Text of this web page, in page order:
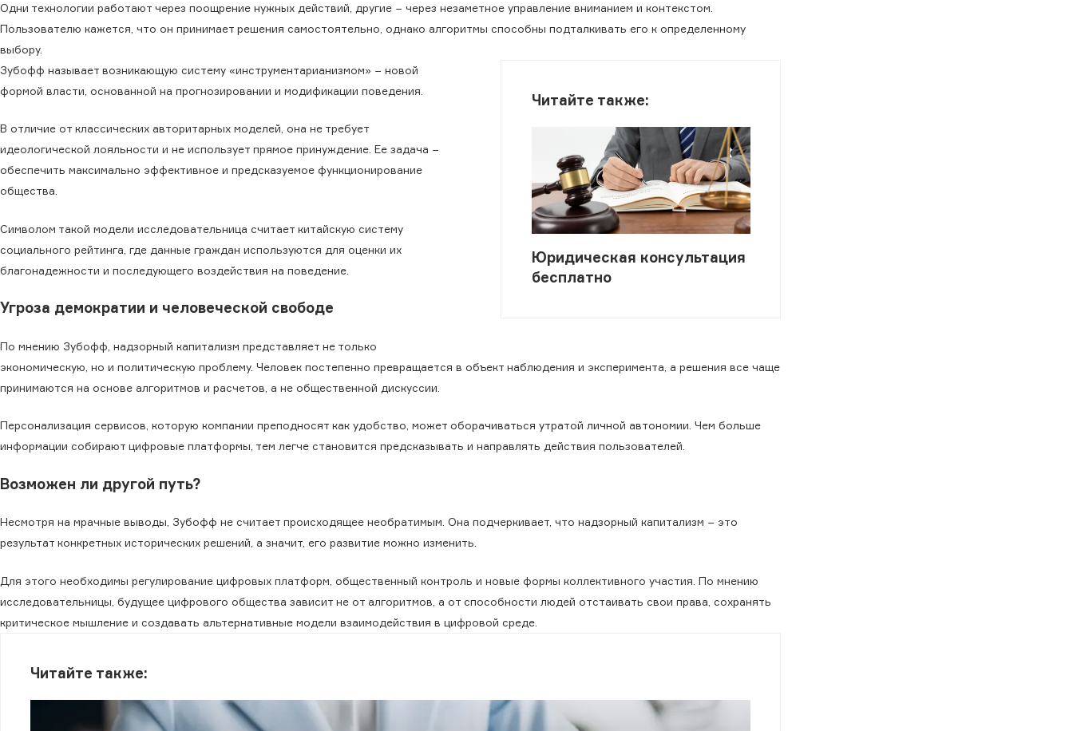
Одни технологии работают через поощрение нужных действий, другие − через незаметное управление вниманием и контекстом.
Пользователю кажется, что он принимает решения самостоятельно, однако алгоритмы способны подталкивать его к определенному
выбору.
Читайте также:
Юридическая консультация
бесплатно
Зубофф называет возникающую систему «инструментарианизмом» − новой
формой власти, основанной на прогнозировании и модификации поведения.
В отличие от классических авторитарных моделей, она не требует
идеологической лояльности и не использует прямое принуждение. Ее задача −
обеспечить максимально эффективное и предсказуемое функционирование
общества.
Символом такой модели исследовательница считает китайскую систему
социального рейтинга, где данные граждан используются для оценки их
благонадежности и последующего воздействия на поведение.
Угроза демократии и человеческой свободе
По мнению Зубофф, надзорный капитализм представляет не только
экономическую, но и политическую проблему. Человек постепенно превращается в объект наблюдения и эксперимента, а решения все чаще
принимаются на основе алгоритмов и расчетов, а не общественной дискуссии.
Персонализация сервисов, которую компании преподносят как удобство, может оборачиваться утратой личной автономии. Чем больше
информации собирают цифровые платформы, тем легче становится предсказывать и направлять действия пользователей.
Возможен ли другой путь?
Несмотря на мрачные выводы, Зубофф не считает происходящее необратимым. Она подчеркивает, что надзорный капитализм − это
результат конкретных исторических решений, а значит, его развитие можно изменить.
Для этого необходимы регулирование цифровых платформ, общественный контроль и новые формы коллективного участия. По мнению
исследовательницы, будущее цифрового общества зависит не от алгоритмов, а от способности людей отстаивать свои права, сохранять
критическое мышление и создавать альтернативные модели взаимодействия в цифровой среде.
Читайте также: